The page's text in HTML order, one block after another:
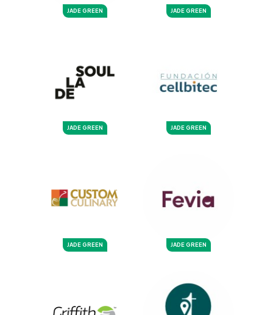
JADE GREEN JADE GREEN
JADE GREEN JADE GREEN
JADE GREEN JADE GREEN